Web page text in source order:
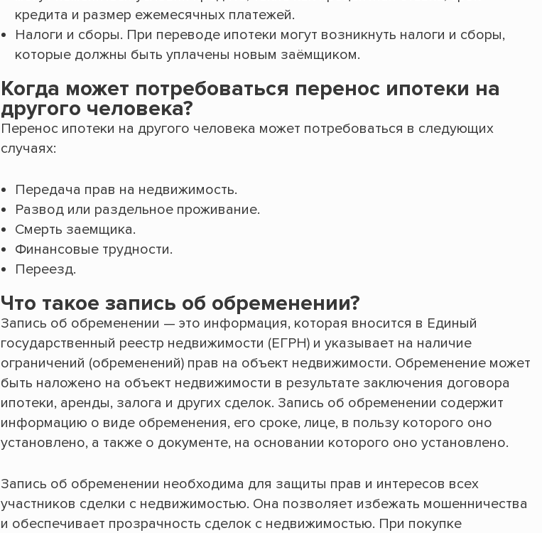
кредита и размер ежемесячных платежей.
Налоги и сборы. При переводе ипотеки могут возникнуть налоги и сборы,
которые должны быть уплачены новым заёмщиком.
Когда может потребоваться перенос ипотеки на
другого человека?
Перенос ипотеки на другого человека может потребоваться в следующих
случаях:
Передача прав на недвижимость.
Развод или раздельное проживание.
Смерть заемщика.
Финансовые трудности.
Переезд.
Что такое запись об обременении?
Запись об обременении — это информация, которая вносится в Единый
государственный реестр недвижимости (ЕГРН) и указывает на наличие
ограничений (обременений) прав на объект недвижимости. Обременение может
быть наложено на объект недвижимости в результате заключения договора
ипотеки, аренды, залога и других сделок. Запись об обременении содержит
информацию о виде обременения, его сроке, лице, в пользу которого оно
установлено, а также о документе, на основании которого оно установлено.
Запись об обременении необходима для защиты прав и интересов всех
участников сделки с недвижимостью. Она позволяет избежать мошенничества
и обеспечивает прозрачность сделок с недвижимостью. При покупке